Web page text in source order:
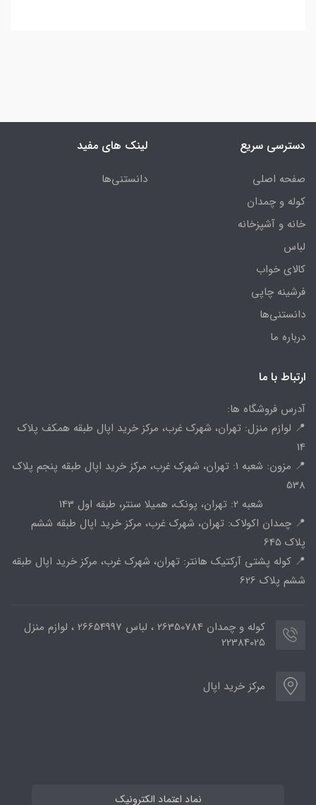
دسترسی سریع
صفحه اصلی
کوله و چمدان
خانه و آشپزخانه
لباس
کالای خواب
فرشینه چاپی
دانستنی‌ها
درباره ما
لینک های مفید
دانستنی‌ها
ارتباط با ما
آدرس فروشگاه ها:
📍 لوازم منزل: تهران، شهرک غرب، مرکز خرید اپال طبقه همکف پلاک
14
📍 مزون: شعبه 1: تهران، شهرک غرب، مرکز خرید اپال طبقه پنجم پلاک
538
شعبه 2: تهران، پونک، همیلا سنتر، طبقه اول 143
📍 چمدان اکولاک: تهران، شهرک غرب، مرکز خرید اپال طبقه ششم
پلاک 645
📍 کوله پشتی آرکتیک هانتر: تهران، شهرک غرب، مرکز خرید اپال طبقه
ششم پلاک 626
کوله و چمدان 26350784 ، لباس 26654997 ، لوازم منزل
22384025
مرکز خرید اپال
نماد اعتماد الکترونیک